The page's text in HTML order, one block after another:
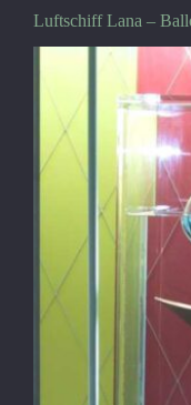
Luftschiff Lana –